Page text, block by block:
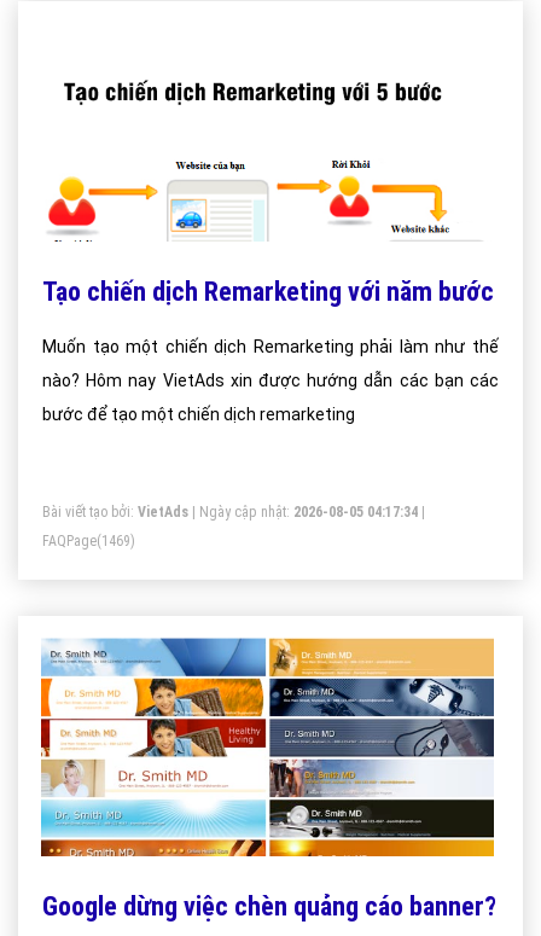
Tạo chiến dịch Remarketing với năm bước
Muốn tạo một chiến dịch Remarketing phải làm như thế
nào? Hôm nay VietAds xin được hướng dẫn các bạn các
bước để tạo một chiến dịch remarketing
Bài viết tạo bởi: VietAds | Ngày cập nhật: 2026-08-05 04:17:34
FAQPage(1469)
Google dừng việc chèn quảng cáo banner?